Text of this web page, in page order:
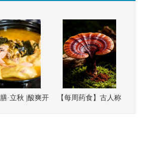
·立秋 |酸爽开
【每周药食】古人称